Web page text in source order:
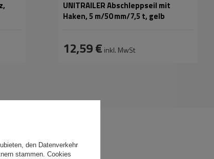
UNITRAILER Abschleppseil mit
Haken, 5 m/50 mm/7,5 t, gelb
12,59 € inkl. MwSt
den Datenverkehr
stammen. Cookies